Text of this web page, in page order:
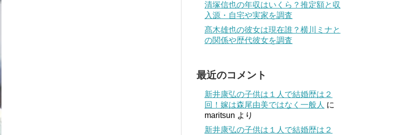
清塚信也の年収はいくら？推定額と収
入源・自宅や実家を調査
髙木雄也の彼女は現在誰？横川ミナと
の関係や歴代彼女を調査
最近のコメント
新井康弘の子供は１人で結婚歴は２
回！嫁は森尾由美ではなく一般人 に
maritsun より
新井康弘の子供は１人で結婚歴は２